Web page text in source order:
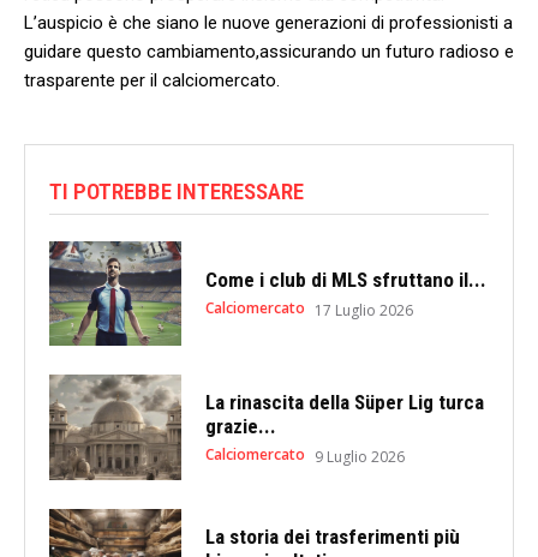
L’auspicio è che ‍siano le nuove‍ generazioni di professionisti a
guidare questo cambiamento,assicurando‍ un futuro radioso e
trasparente per il calciomercato.
TI POTREBBE INTERESSARE
Come i club di MLS sfruttano il...
Calciomercato 17 Luglio 2026
La rinascita della Süper Lig turca
grazie...
Calciomercato 9 Luglio 2026
La storia dei trasferimenti più